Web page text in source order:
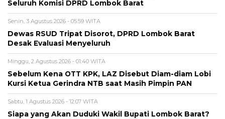
Seluruh Komisi DPRD Lombok Barat
Senin, 3 Agustus 2026 - 05:59 WITA
Dewas RSUD Tripat Disorot, DPRD Lombok Barat
Desak Evaluasi Menyeluruh
Minggu, 2 Agustus 2026 - 01:40 WITA
Sebelum Kena OTT KPK, LAZ Disebut Diam-diam Lobi
Kursi Ketua Gerindra NTB saat Masih Pimpin PAN
Sabtu, 1 Agustus 2026 - 12:07 WITA
Siapa yang Akan Duduki Wakil Bupati Lombok Barat?